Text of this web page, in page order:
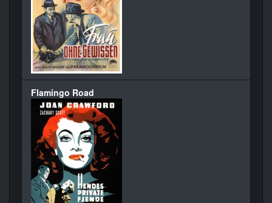
Flamingo Road